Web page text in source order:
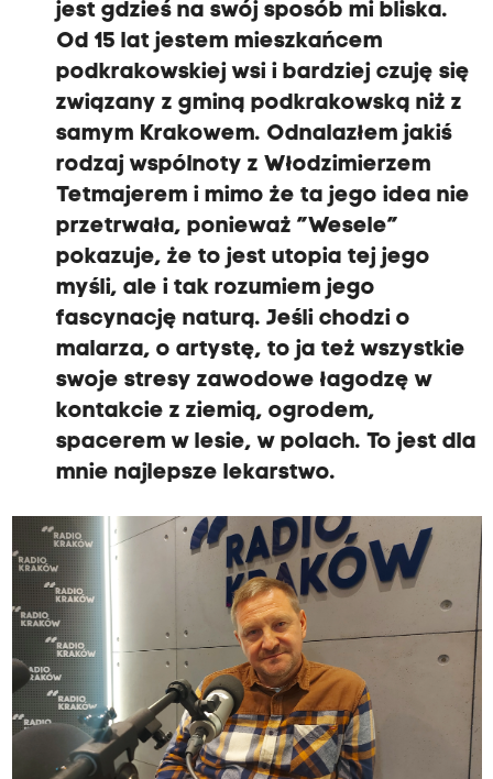
jest gdzieś na swój sposób mi bliska.
Od 15 lat jestem mieszkańcem
podkrakowskiej wsi i bardziej czuję się
związany z gminą podkrakowską niż z
samym Krakowem. Odnalazłem jakiś
rodzaj wspólnoty z Włodzimierzem
Tetmajerem i mimo że ta jego idea nie
przetrwała, ponieważ ”Wesele”
pokazuje, że to jest utopia tej jego
myśli, ale i tak rozumiem jego
fascynację naturą. Jeśli chodzi o
malarza, o artystę, to ja też wszystkie
swoje stresy zawodowe łagodzę w
kontakcie z ziemią, ogrodem,
spacerem w lesie, w polach. To jest dla
mnie najlepsze lekarstwo.